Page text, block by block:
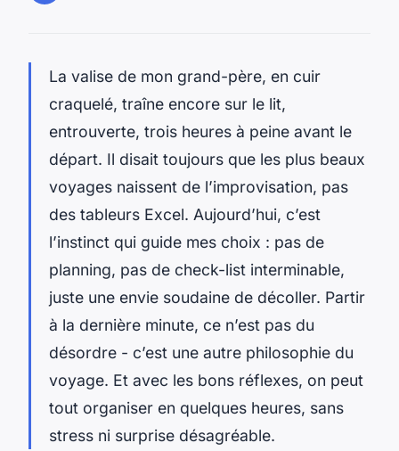
La valise de mon grand-père, en cuir
craquelé, traîne encore sur le lit,
entrouverte, trois heures à peine avant le
départ. Il disait toujours que les plus beaux
voyages naissent de l’improvisation, pas
des tableurs Excel. Aujourd’hui, c’est
l’instinct qui guide mes choix : pas de
planning, pas de check-list interminable,
juste une envie soudaine de décoller. Partir
à la dernière minute, ce n’est pas du
désordre - c’est une autre philosophie du
voyage. Et avec les bons réflexes, on peut
tout organiser en quelques heures, sans
stress ni surprise désagréable.